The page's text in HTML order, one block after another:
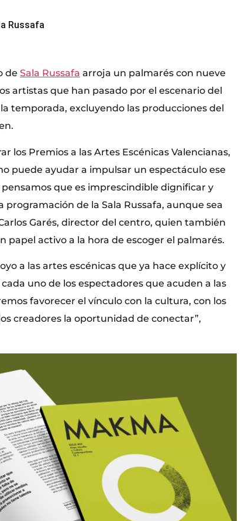
Russafa
de Sala Russafa arroja un palmarés con nueve
artistas que han pasado por el escenario del
temporada, excluyendo las producciones del
los Premios a las Artes Escénicas Valencianas,
puede ayudar a impulsar un espectáculo ese
que es imprescindible dignificar y
de la Sala Russafa, aunque sea
Garés, director del centro, quien también
papel activo a la hora de escoger el palmarés.
a las artes escénicas que ya hace explícito y
uno de los espectadores que acuden a las
favorecer el vínculo con la cultura, con los
creadores la oportunidad de conectar”,